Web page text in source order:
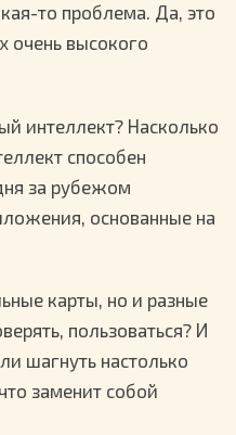
то проблема. Да, это
очень высокого
интеллект? Насколько
способен
за рубежом
основанные на
карты, но и разные
пользоваться? И
шагнуть настолько
заменит собой